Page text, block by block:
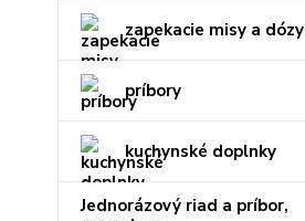
zapekacie misy a dózy
príbory
kuchynské doplnky
Jednorázový riad a príbor,